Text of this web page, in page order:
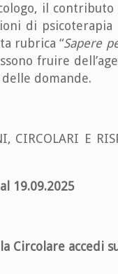
il
di
rubrica “Sapere
fruire
domande.
CIRCOLARI E
19.09.2025
Circolare accedi